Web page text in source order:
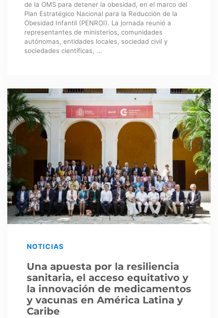
de la OMS para detener la obesidad, en el marco del
Plan Estratégico Nacional para la Reducción de la
Obesidad Infantil (PENROI). La jornada reunió a
representantes de ministerios, comunidades
autónomas, entidades locales, sociedad civil y
sociedades científicas, ...
NOTICIAS
Una apuesta por la resiliencia
sanitaria, el acceso equitativo y
la innovación de medicamentos
y vacunas en América Latina y
Caribe